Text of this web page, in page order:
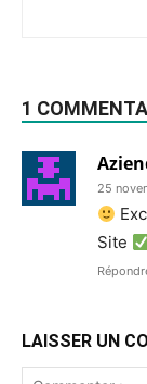
1
25
Site
LAISSER UN